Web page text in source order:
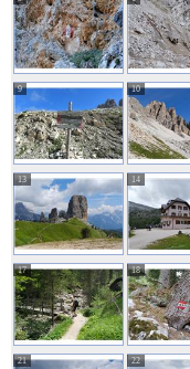
9 10
13 14
17 18
21 22